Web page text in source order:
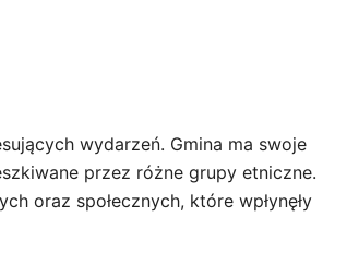
wydarzeń. Gmina ma swoje
przez różne grupy etniczne.
oraz społecznych, które wpłynęły